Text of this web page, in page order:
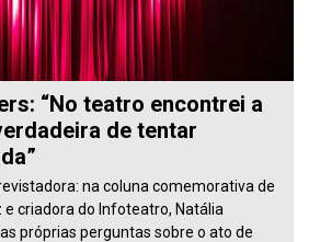
“No teatro encontrei a
de tentar
na coluna comemorativa de
criadora do Infoteatro, Natália
próprias perguntas sobre o ato de